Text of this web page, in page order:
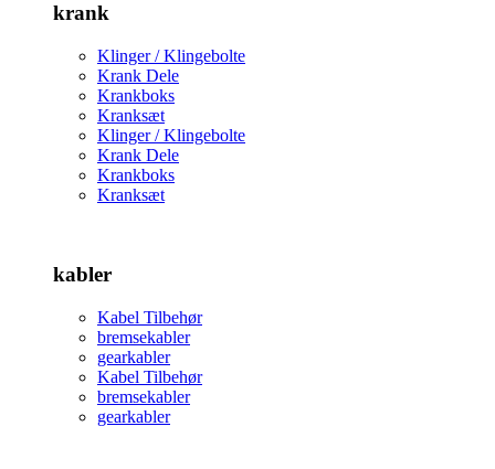
krank
Klinger / Klingebolte
Krank Dele
Krankboks
Kranksæt
Klinger / Klingebolte
Krank Dele
Krankboks
Kranksæt
kabler
Kabel Tilbehør
bremsekabler
gearkabler
Kabel Tilbehør
bremsekabler
gearkabler